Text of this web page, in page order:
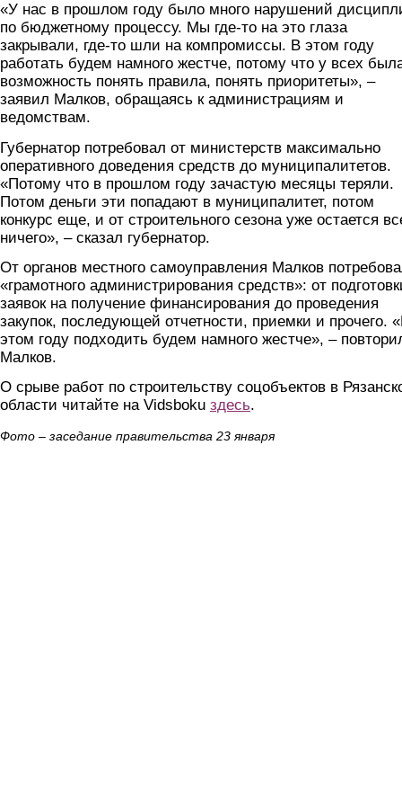
«У нас в прошлом году было много нарушений
по бюджетному процессу. Мы где-то на это глаза
закрывали, где-то шли на компромиссы. В этом году
работать будем намного жестче, потому что у всех
возможность понять правила, понять приоритеты», –
заявил Малков, обращаясь к администрациям и
ведомствам.
Губернатор потребовал от министерств максимально
оперативного доведения средств до муниципалитетов.
«Потому что в прошлом году зачастую месяцы теряли.
Потом деньги эти попадают в муниципалитет, потом
конкурс еще, и от строительного сезона уже остается
ничего», – сказал губернатор.
От органов местного самоуправления Малков
«грамотного администрирования средств»: от
заявок на получение финансирования до проведения
закупок, последующей отчетности, приемки и прочего.
этом году подходить будем намного жестче», –
Малков.
О срыве работ по строительству соцобъектов в
области читайте на Vidsboku здесь.
Фото – заседание правительства 23 января